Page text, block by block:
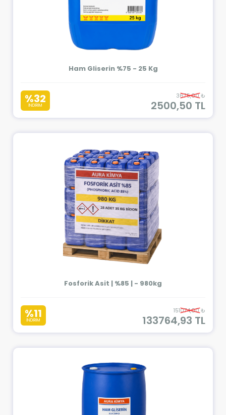
Ham Gliserin %75 - 25 Kg
%32
İNDİRİM
3675,00 ₺
2500,50 TL
Fosforik Asit | %85 | - 980kg
%11
İNDİRİM
151074,00 ₺
133764,93 TL